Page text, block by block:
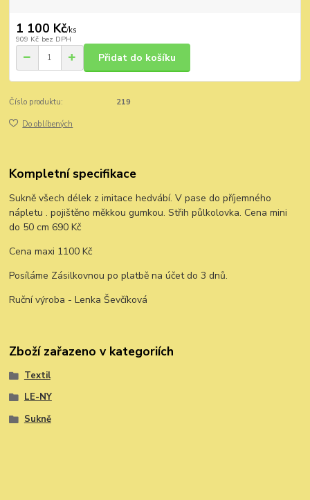
1 100 Kč/ks
909 Kč bez DPH
Přidat do košíku
Číslo produktu: 219
Do oblíbených
Kompletní specifikace
Sukně všech délek z imitace hedvábí. V pase do příjemného
nápletu . pojištěno měkkou gumkou. Střih půlkolovka. Cena mini
do 50 cm 690 Kč
Cena maxi 1100 Kč
Posíláme Zásilkovnou po platbě na účet do 3 dnů.
Ruční výroba - Lenka Ševčíková
Zboží zařazeno v kategoriích
Textil
LE-NY
Sukně